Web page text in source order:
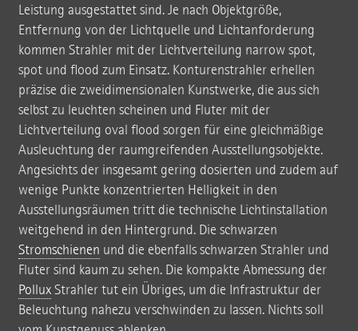
Leistung ausgestattet sind. Je nach Objektgröße,
Entfernung von der Lichtquelle und Lichtanforderung
kommen Strahler mit der Lichtverteilung narrow spot,
spot und flood zum Einsatz. Konturenstrahler erhellen
präzise die zweidimensionalen Kunstwerke, die aus sich
selbst zu leuchten scheinen und Fluter mit der
Lichtverteilung oval flood sorgen für eine gleichmäßige
Ausleuchtung der raumgreifenden Ausstellungsobjekte.
Angesichts der insgesamt gering dosierten und zudem auf
wenige Punkte konzentrierten Helligkeit in den
Ausstellungsräumen tritt die technische Lichtinstallation
weitgehend in den Hintergrund. Die schwarzen
Stromschienen und die ebenfalls schwarzen Strahler und
Fluter sind kaum zu sehen. Die kompakte Abmessung der
PolluxStrahler tut ein Übriges, um die Infrastruktur der
Beleuchtung nahezu verschwinden zu lassen. Nichts soll